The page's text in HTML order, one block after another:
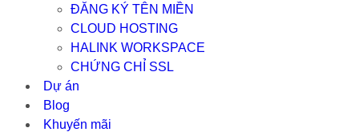
ĐĂNG KÝ TÊN MIỀN
CLOUD HOSTING
HALINK WORKSPACE
CHỨNG CHỈ SSL
Dự án
Blog
Khuyến mãi